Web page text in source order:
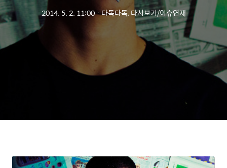
2014. 5. 2. 11:00ㆍ다독다독, 다시보기/이슈연재